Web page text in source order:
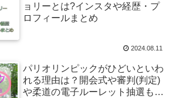
ョリーとは?インスタや経歴・プ
ロフィールまとめ
2024.08.11
パリオリンピックがひどいといわ
れる理由は？開会式や審判(判定)
や柔道の電子ルーレット抽選もフ